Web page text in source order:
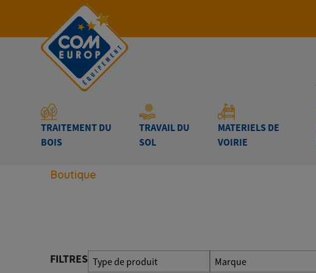
TRAITEMENT DU
BOIS
TRAVAIL DU
SOL
MATERIELS DE
VOIRIE
Boutique
FILTRES Type de produit Marque